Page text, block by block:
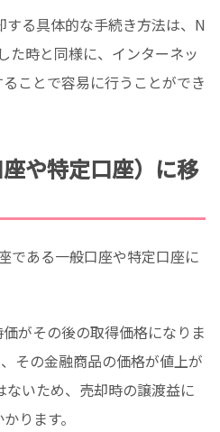
する具体的な手続き方法は、N
た時と同様に、インターネッ
ことで容易に行うことができ
や特定口座）に移
である一般口座や特定口座に
がその後の取得価格になりま
その金融商品の価格が値上が
ないため、売却時の譲渡益に
ります。